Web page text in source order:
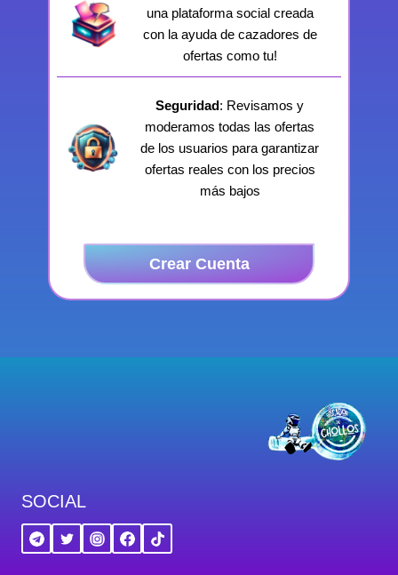
una plataforma social creada
con la ayuda de cazadores de
ofertas como tu!
Seguridad: Revisamos y
moderamos todas las ofertas
de los usuarios para garantizar
ofertas reales con los precios
más bajos
Crear Cuenta
SOCIAL